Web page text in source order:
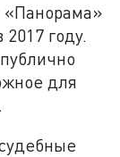
«Панорама»
году.
для